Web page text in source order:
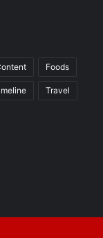
Foods
Travel